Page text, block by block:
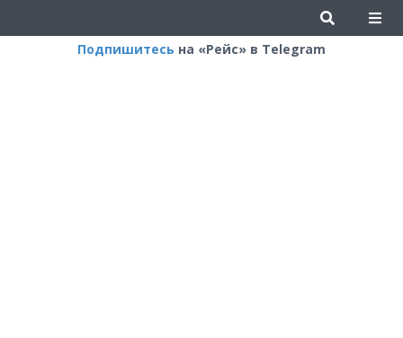
Подпишитесь на «Рейс» в Telegram